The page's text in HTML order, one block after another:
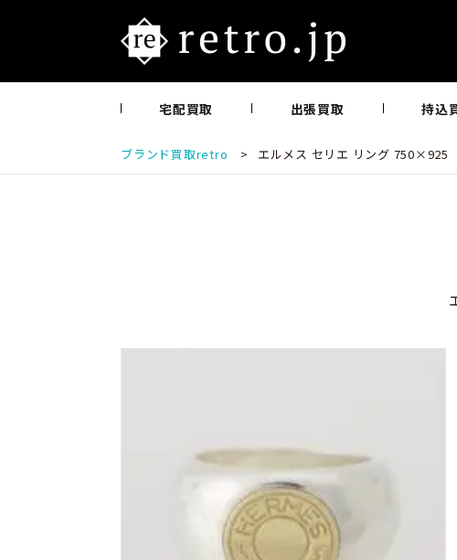
宅配買取 出張買取 持込
ブランド買取retro > エルメス セリエ リング 750×925